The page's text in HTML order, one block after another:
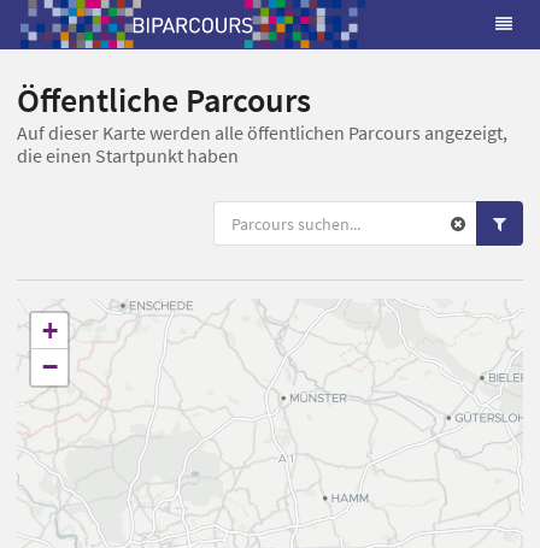
Öffentliche Parcours
Auf dieser Karte werden alle öffentlichen Parcours angezeigt,
die einen Startpunkt haben
+
−